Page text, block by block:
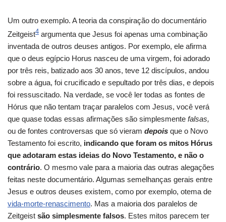
Um outro exemplo. A teoria da conspiração do documentário
Zeitgeist4 argumenta que Jesus foi apenas uma combinação
inventada de outros deuses antigos. Por exemplo, ele afirma
que o deus egípcio Horus nasceu de uma virgem, foi adorado
por três reis, batizado aos 30 anos, teve 12 discípulos, andou
sobre a água, foi crucificado e sepultado por três dias, e depois
foi ressuscitado. Na verdade, se você ler todas as fontes de
Hórus que não tentam traçar paralelos com Jesus, você verá
que quase todas essas afirmações são simplesmente falsas,
ou de fontes controversas que só vieram depois que o Novo
Testamento foi escrito, indicando que foram os mitos Hórus
que adotaram estas ideias do Novo Testamento, e não o
contrário. O mesmo vale para a maioria das outras alegações
feitas neste documentário. Algumas semelhanças gerais entre
Jesus e outros deuses existem, como por exemplo, otema de
vida-morte-renascimento. Mas a maioria dos paralelos de
Zeitgeist são simplesmente falsos. Estes mitos parecem ter